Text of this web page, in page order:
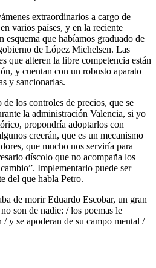
extraordinarios a cargo de
varios países, y en la reciente
esquema que habíamos graduado de
de López Michelsen. Las
que alteren la libre competencia están
y cuentan con un robusto aparato
y sancionarlas.
los controles de precios, que se
la administración Valencia, si yo
propondría adoptarlos con
creerán, que es un mecanismo
que mucho nos serviría para
díscolo que no acompaña los
Implementarlo puede ser
del que habla Petro.
de morir Eduardo Escobar, un gran
son de nadie: / los poemas le
y se apoderan de su campo mental /